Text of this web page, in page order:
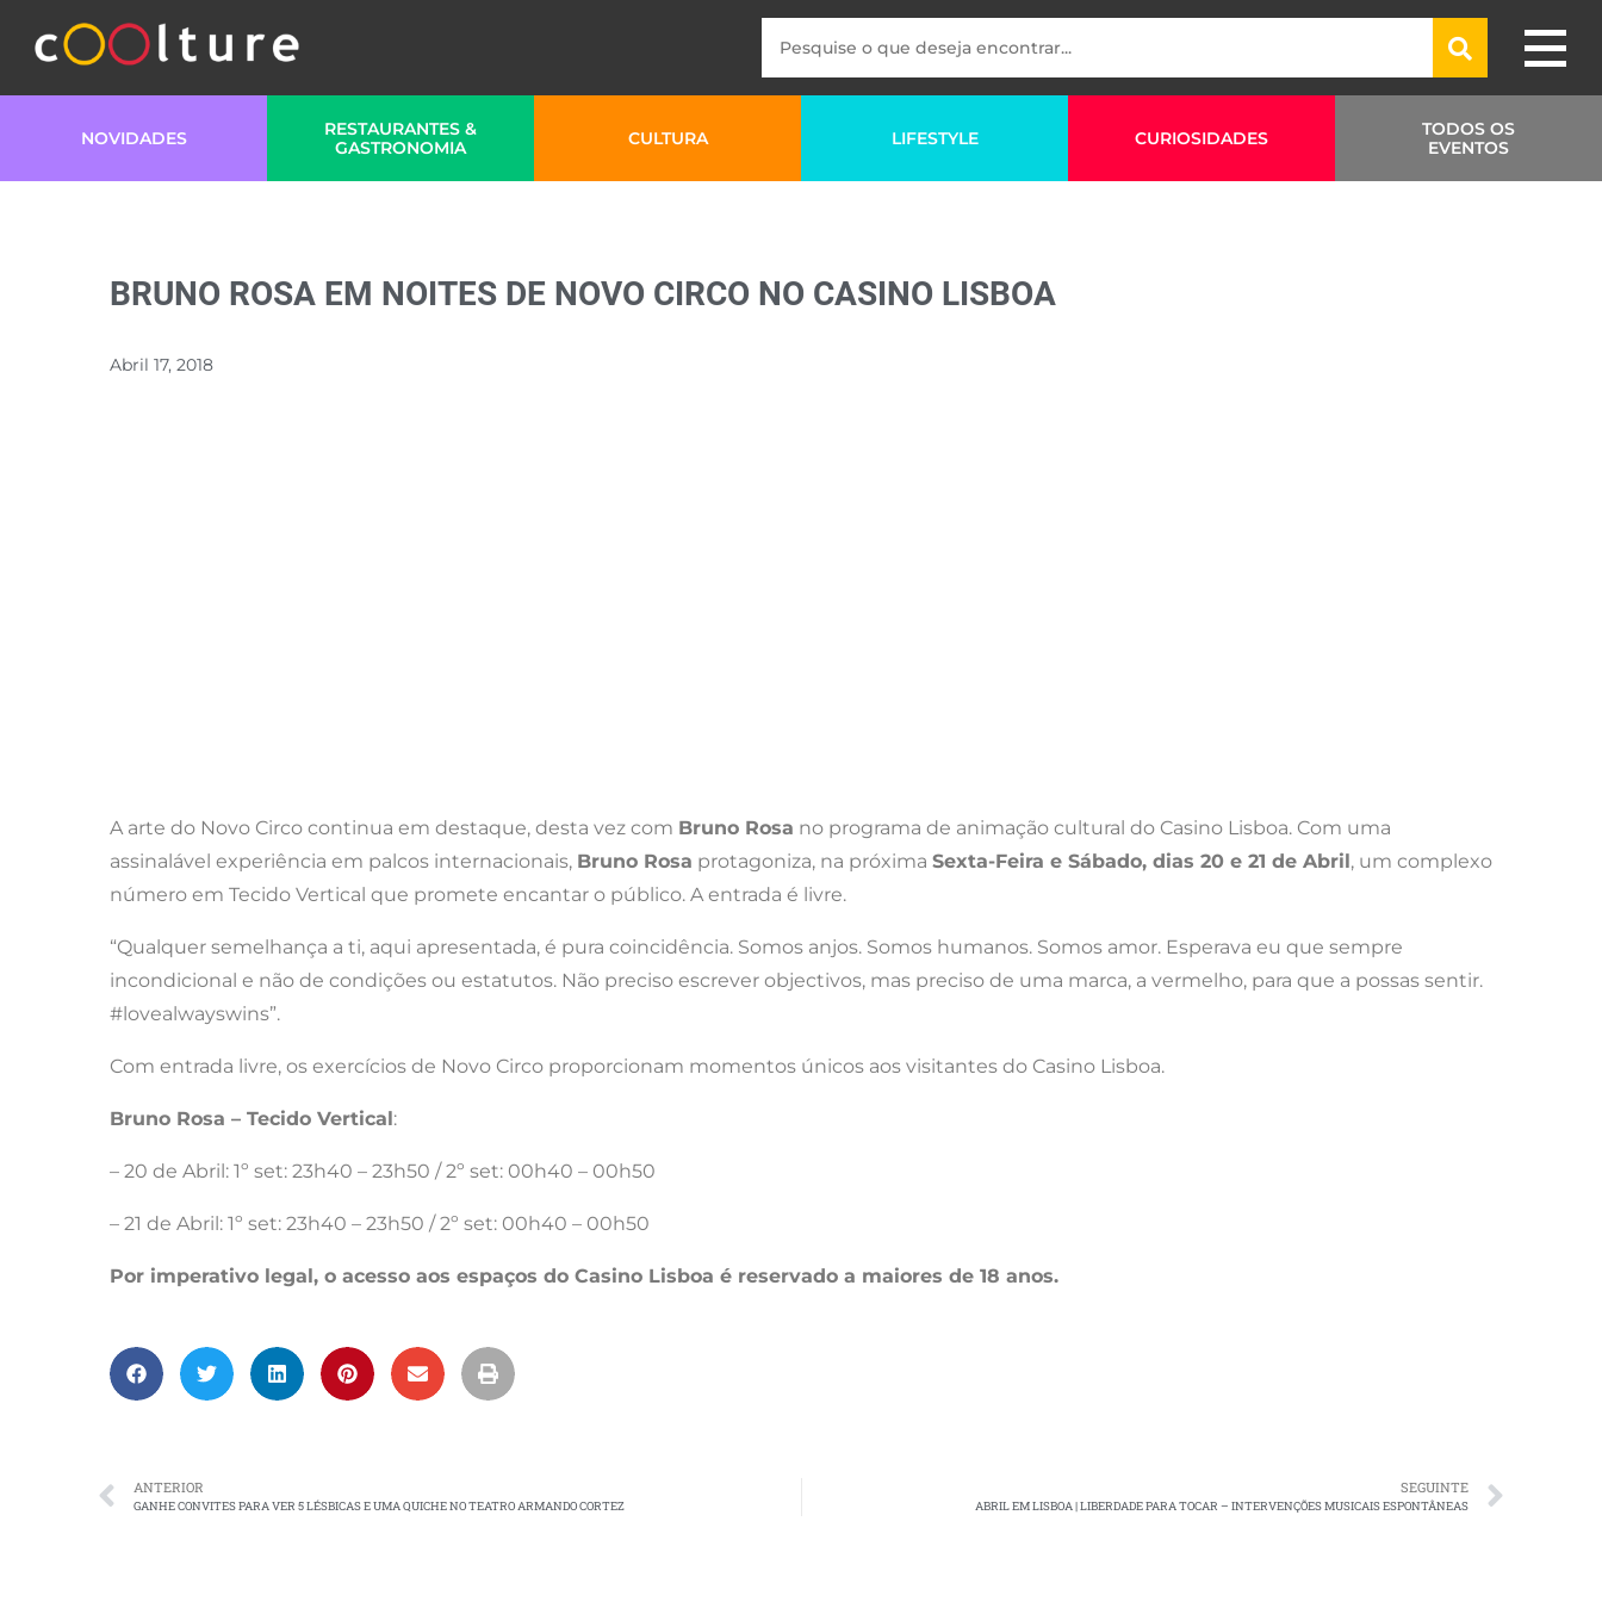
NOVIDADES
RESTAURANTES &
GASTRONOMIA
CULTURA LIFESTYLE CURIOSIDADES
TODOS OS
EVENTOS
BRUNO ROSA EM NOITES DE NOVO CIRCO NO CASINO LISBOA
Abril 17, 2018
A arte do Novo Circo continua em destaque, desta vez com Bruno Rosa no programa de animação cultural do Casino Lisboa. Com uma
assinalável experiência em palcos internacionais, Bruno Rosa protagoniza, na próxima Sexta-Feira e Sábado, dias 20 e 21 de Abril, um complexo
número em Tecido Vertical que promete encantar o público. A entrada é livre.
“Qualquer semelhança a ti, aqui apresentada, é pura coincidência. Somos anjos. Somos humanos. Somos amor. Esperava eu que sempre
incondicional e não de condições ou estatutos. Não preciso escrever objectivos, mas preciso de uma marca, a vermelho, para que a possas sentir.
#lovealwayswins”.
Com entrada livre, os exercícios de Novo Circo proporcionam momentos únicos aos visitantes do Casino Lisboa.
Bruno Rosa – Tecido Vertical:
– 20 de Abril: 1º set: 23h40 – 23h50 / 2º set: 00h40 – 00h50
– 21 de Abril: 1º set: 23h40 – 23h50 / 2º set: 00h40 – 00h50
Por imperativo legal, o acesso aos espaços do Casino Lisboa é reservado a maiores de 18 anos.
ANTERIOR
GANHE CONVITES PARA VER 5 LÉSBICAS E UMA QUICHE NO TEATRO ARMANDO CORTEZ
SEGUINTE
ABRIL EM LISBOA | LIBERDADE PARA TOCAR – INTERVENÇÕES MUSICAIS ESPONTÂNEAS